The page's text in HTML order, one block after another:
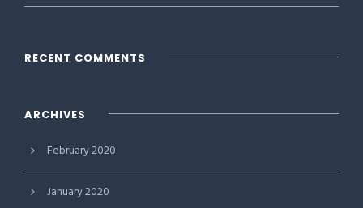
RECENT COMMENTS
ARCHIVES
February 2020
January 2020